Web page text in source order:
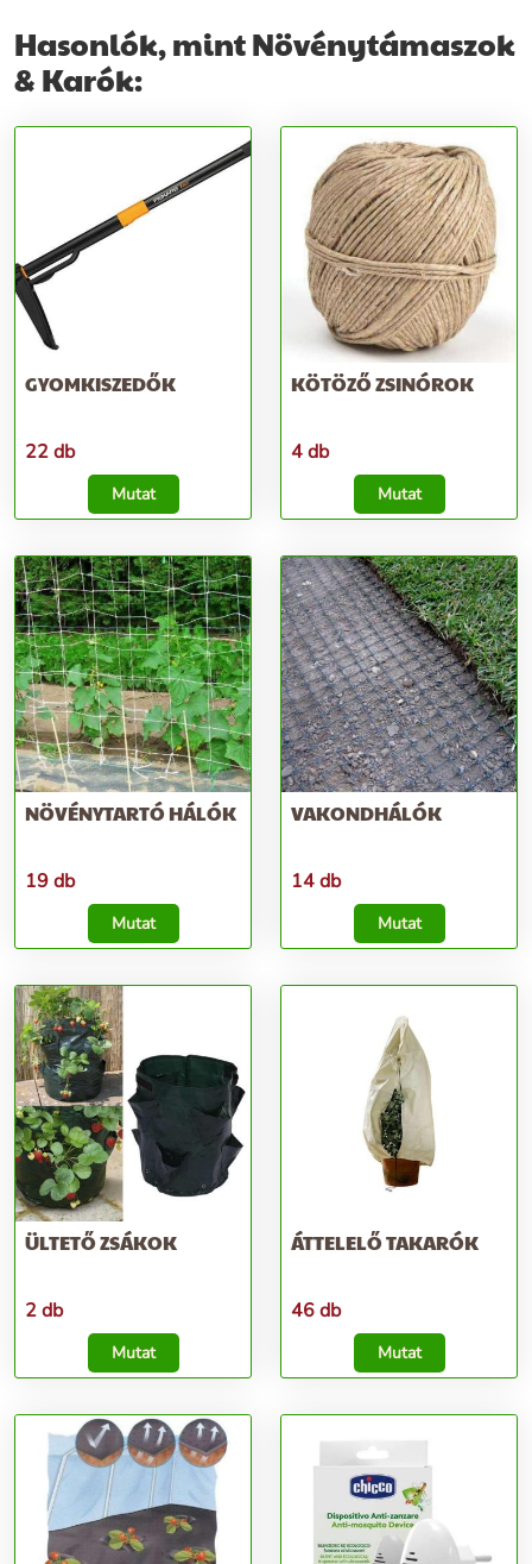
Hasonlók, mint Növénytámaszok
& Karók:
GYOMKISZEDŐK
22 db
Mutat
KÖTÖZŐ ZSINÓROK
4 db
Mutat
NÖVÉNYTARTÓ HÁLÓK
19 db
Mutat
VAKONDHÁLÓK
14 db
Mutat
ÜLTETŐ ZSÁKOK
2 db
Mutat
ÁTTELELŐ TAKARÓK
46 db
Mutat